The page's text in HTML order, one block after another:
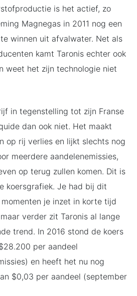
is het actief, zo
Magnegas in 2011 nog een
winnen uit afvalwater. Net als
kamt Taronis echter ook
weet het zijn technologie niet
in tegenstelling tot zijn Franse
dan ook niet. Het maakt
op rij verlies en lijkt slechts nog
meerdere aandelenemissies,
op terug zullen komen. Dit is
koersgrafiek. Je had bij dit
je inzet in korte tijd
verder zit Taronis al lange
trend. In 2016 stond de koers
per aandeel
en heeft het nu nog
$0,03 per aandeel (september